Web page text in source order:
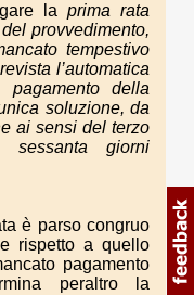
la prima rata
provvedimento,
tempestivo
l’automatica
della
soluzione, da
ai sensi del terzo
sessanta giorni
è parso congruo
rispetto a quello
pagamento
peraltro la